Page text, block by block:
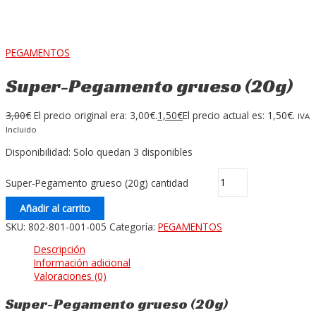
PEGAMENTOS
Super-Pegamento grueso (20g)
3,00€ El precio original era: 3,00€.1,50€El precio actual es: 1,50€. IVA
Incluido
Disponibilidad: Solo quedan 3 disponibles
Super-Pegamento grueso (20g) cantidad
Añadir al carrito
SKU: 802-801-001-005 Categoría: PEGAMENTOS
Descripción
Información adicional
Valoraciones (0)
Super-Pegamento grueso (20g)